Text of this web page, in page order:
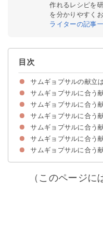
作れるレシピを
を分かりやすく
ライターの記事
目次
サムギョプサルの献立
サムギョプサルに合う
①チョレギサラダ
②キムチを使った韓国
③りんごとセロリのさ
④塩昆布サラダ
サムギョプサルに合う
①ニラのチヂミ
②人参のナムル
③焼きなすのめんつゆ
④チャプチェ
⑤トッポギ
サムギョプサルに合う
①韓国風豚汁
②韓国風牛肉と白菜の
③簡単サムゲタン風ス
④即席わかめスープ
⑤白菜と春雨のスープ
⑥韓国風あさりスープ
サムギョプサルに合う
①キンパ
②カルビクッパ
③野菜たっぷりの辛ラ
④土鍋の白ご飯
サムギョプサルに合う
献立メニュー例①
献立メニュー例②
献立メニュー例③
サムギョプサルに合う
（このページに